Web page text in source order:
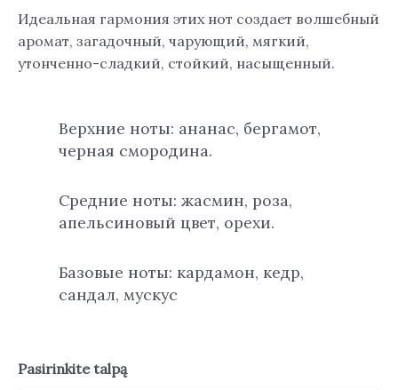
Идеальная гармония этих нот создает волшебный
аромат, загадочный, чарующий, мягкий,
утонченно-сладкий, стойкий, насыщенный.
Верхние ноты: ананас, бергамот,
черная смородина.
Средние ноты: жасмин, роза,
апельсиновый цвет, орехи.
Базовые ноты: кардамон, кедр,
сандал, мускус
Pasirinkite talpą